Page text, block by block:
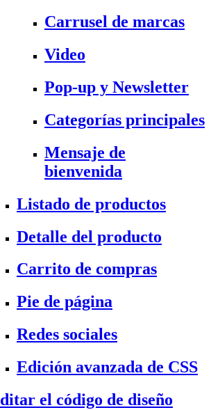
Carrusel de marcas
Video
Pop-up y Newsletter
Categorías principales
Mensaje de
bienvenida
Listado de productos
Detalle del producto
Carrito de compras
Pie de página
Redes sociales
Edición avanzada de CSS
el código de diseño